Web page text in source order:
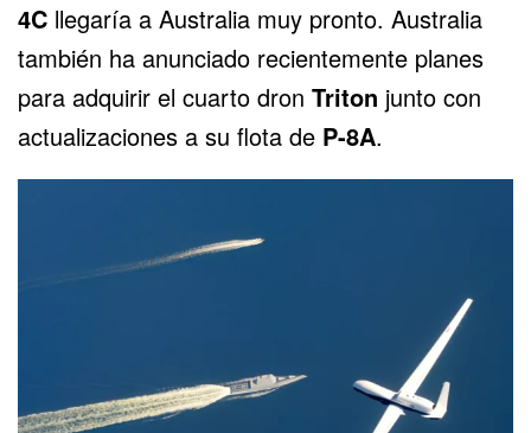
4C llegaría a Australia muy pronto. Australia
también ha anunciado recientemente planes
para adquirir el cuarto dron Triton junto con
actualizaciones a su flota de P-8A.